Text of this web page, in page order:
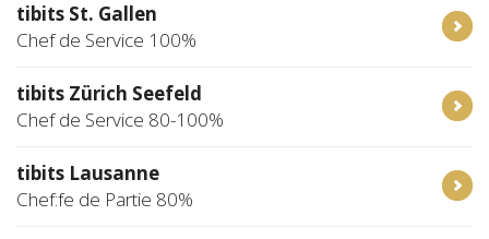
tibits St. Gallen
Chef de Service 100%
tibits Zürich Seefeld
Chef de Service 80-100%
tibits Lausanne
Chef:fe de Partie 80%